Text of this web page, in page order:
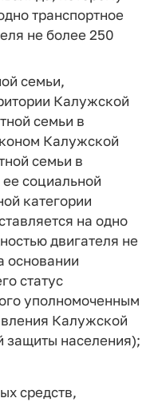
транспортное
не более 250
семьи,
Калужской
семьи в
Калужской
семьи в
социальной
категории
на одно
двигателя не
основании
статус
уполномоченным
Калужской
защиты населения);
средств,